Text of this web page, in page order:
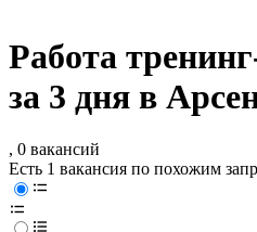
Работа
за 3 дня в
, 0 вакансий
Есть 1 вакансия по похожим